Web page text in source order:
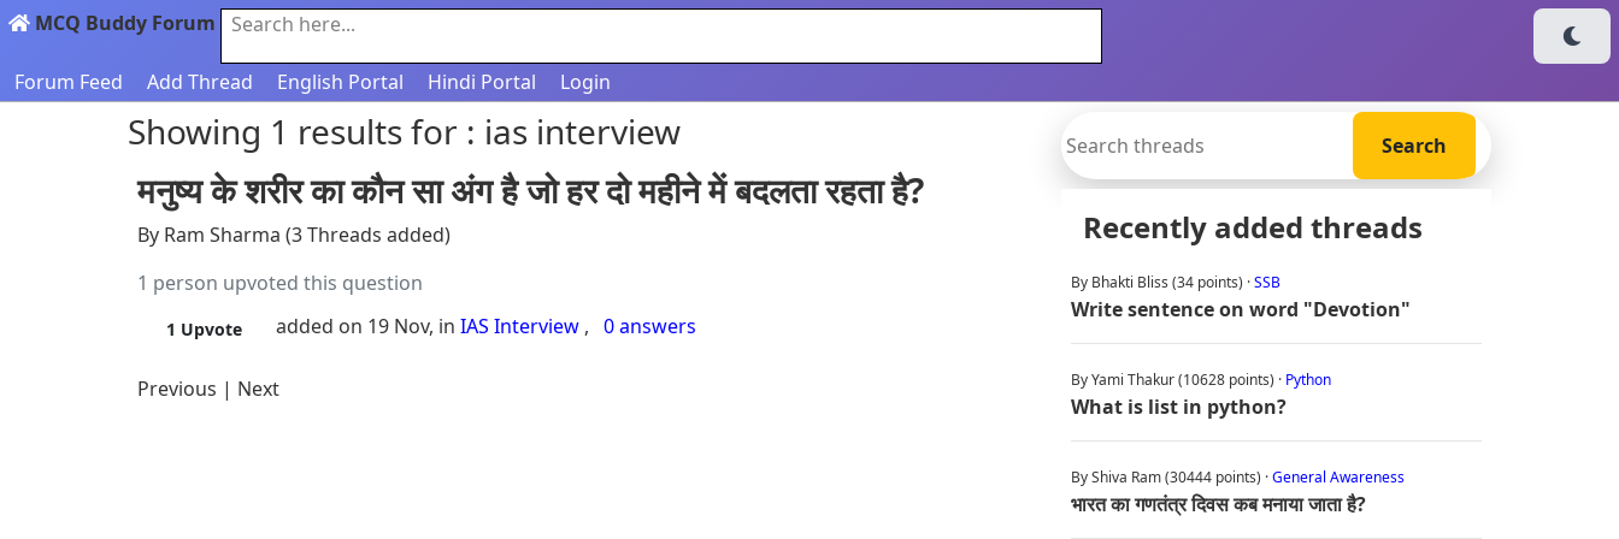
MCQ Buddy Forum Search here...
Forum Feed Add Thread English Portal Hindi Portal Login
Showing 1 results for : ias interview
मनुष्य के शरीर का कौन सा अंग है जो हर दो महीने में बदलता रहता है?
By Ram Sharma (3 Threads added)
1 person upvoted this question
1 Upvote added on 19 Nov, in IAS Interview , 0 answers
Previous | Next
Recently added threads
By Bhakti Bliss (34 points) ·SSB
Write sentence on word "Devotion"
By Yami Thakur (10628 points) · Python
What is list in python?
By Shiva Ram (30444 points) ·General Awareness
भारत का गणतंत्र दिवस कब मनाया जाता है?